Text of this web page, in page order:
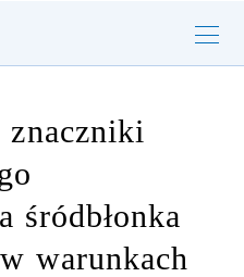
śródbłonka
warunkach